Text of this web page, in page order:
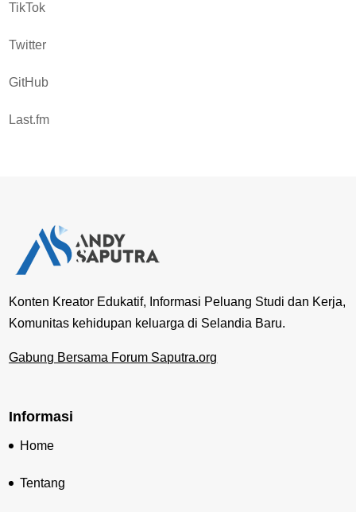
TikTok
Twitter
GitHub
Last.fm
Konten Kreator Edukatif, Informasi Peluang Studi dan Kerja,
Komunitas kehidupan keluarga di Selandia Baru.
Gabung Bersama Forum Saputra.org
Informasi
Home
Tentang